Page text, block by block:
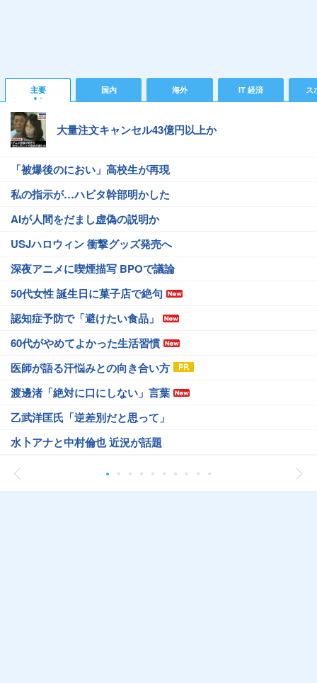
主要 国内 海外 IT 経済 ス
大量注文キャンセル43億円以上か
「被爆後のにおい」高校生が再現
私の指示が…ハビタ幹部明かした
AIが人間をだまし虚偽の説明か
USJハロウィン 衝撃グッズ発売へ
深夜アニメに喫煙描写 BPOで議論
50代女性 誕生日に菓子店で絶句
認知症予防で「避けたい食品」
60代がやめてよかった生活習慣
医師が語る汗悩みとの向き合い方
渡邊渚「絶対に口にしない」言葉
乙武洋匡氏「逆差別だと思って」
水卜アナと中村倫也 近況が話題